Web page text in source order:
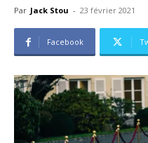
Par Jack Stou - 23 février 2021
Facebook